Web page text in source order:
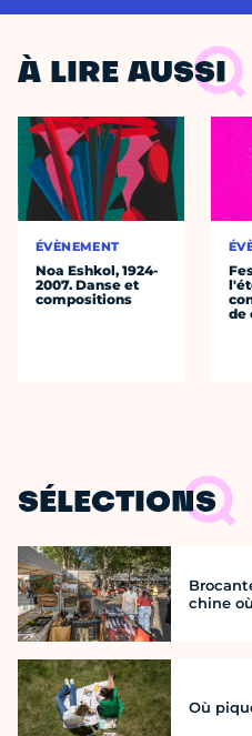
À LIRE AUSSI
ÉVÈNEMENT
Noa Eshkol, 1924-
2007. Danse et
compositions
de
SÉLECTIONS
chine
Où